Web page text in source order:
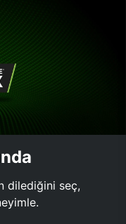
dilediğini seç,